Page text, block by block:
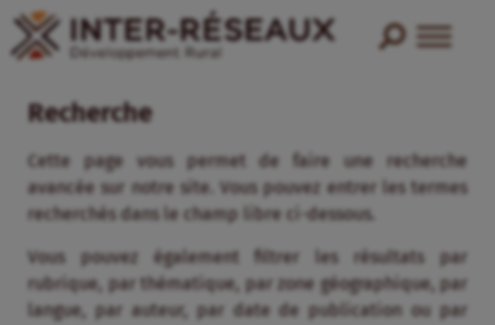
Recherche
Cette page vous permet de faire une recherche
avancée sur notre site. Vous pouvez entrer les termes
recherchés dans le champ libre ci-dessous.
Vous pouvez également filtrer les résultats par
rubrique, par thématique, par zone géographique, par
langue, par auteur, par date de publication ou par